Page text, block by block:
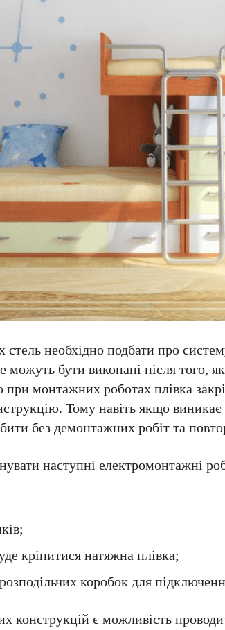
необхідно подбати про
бути виконані після того,
монтажних роботах плівка
Тому навіть якщо виникає
без демонтажних робіт та
наступні електромонтажні
кріпитися натяжна плівка;
коробок для
конструкцій є можливість